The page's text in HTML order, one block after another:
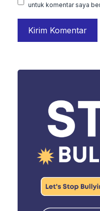
untuk komentar saya